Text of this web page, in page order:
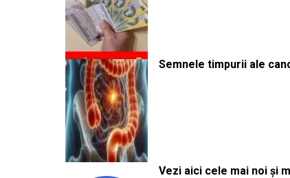
Semnele timpurii ale
Vezi aici cele mai noi și